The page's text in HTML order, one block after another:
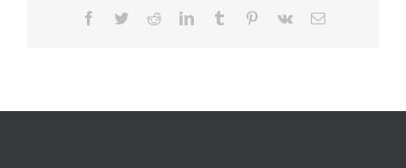
Facebook
TwitterRedditLinkedInTumblr Pinterest
Vk
E-